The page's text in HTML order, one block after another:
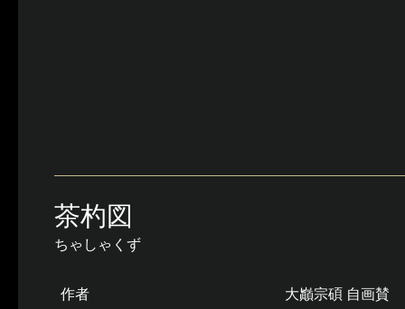
茶杓図
ちゃしゃくず
作者 大巓宗碩 自画賛